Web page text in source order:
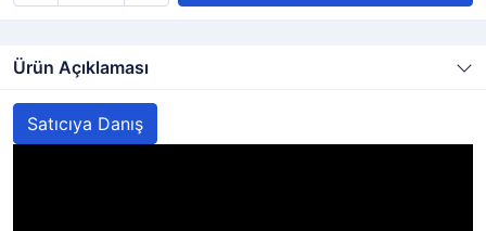
Ürün Açıklaması
Satıcıya Danış